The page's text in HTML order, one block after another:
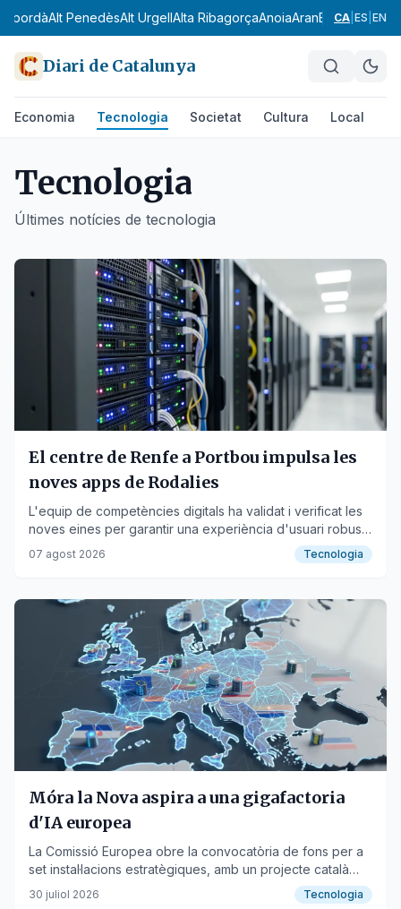
Alt PenedèsAlt UrgellAlta RibagorçaAnoiaAranBagesBaix
CA ES EN
Diari de Catalunya
Economia Tecnologia Societat Cultura Local
Tecnologia
Últimes notícies de tecnologia
El centre de Renfe a Portbou impulsa les
noves apps de Rodalies
L'equip de competències digitals ha validat i verificat les
noves eines per garantir una experiència d'usuari robusta
i segura.
07 agost 2026 Tecnologia
Móra la Nova aspira a una gigafactoria
d'IA europea
La Comissió Europea obre la convocatòria de fons per a
set instal·lacions estratègiques, amb un projecte català
competint per finançament.
30 juliol 2026 Tecnologia